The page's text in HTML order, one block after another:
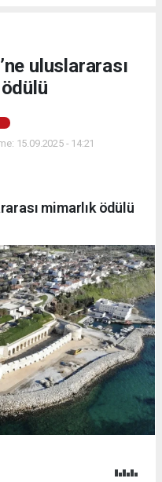
uluslararası
15.09.2025 - 14:21
mimarlık ödülü